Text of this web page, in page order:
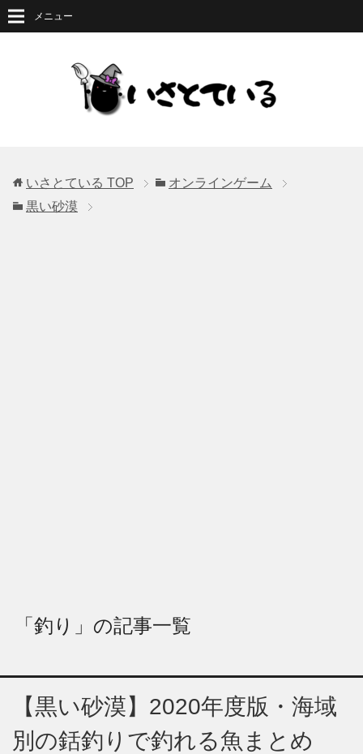
メニュー
いさとている TOP
オンラインゲーム
黒い砂漠
「釣り」の記事一覧
【黒い砂漠】2020年度版・海域
別の銛釣りで釣れる魚まとめ